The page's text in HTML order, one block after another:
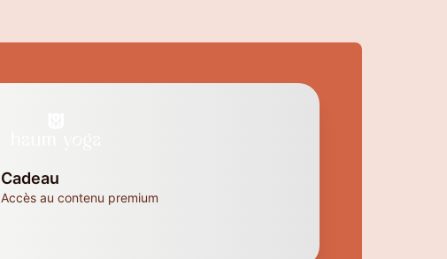
Cadeau
Accès au contenu premium